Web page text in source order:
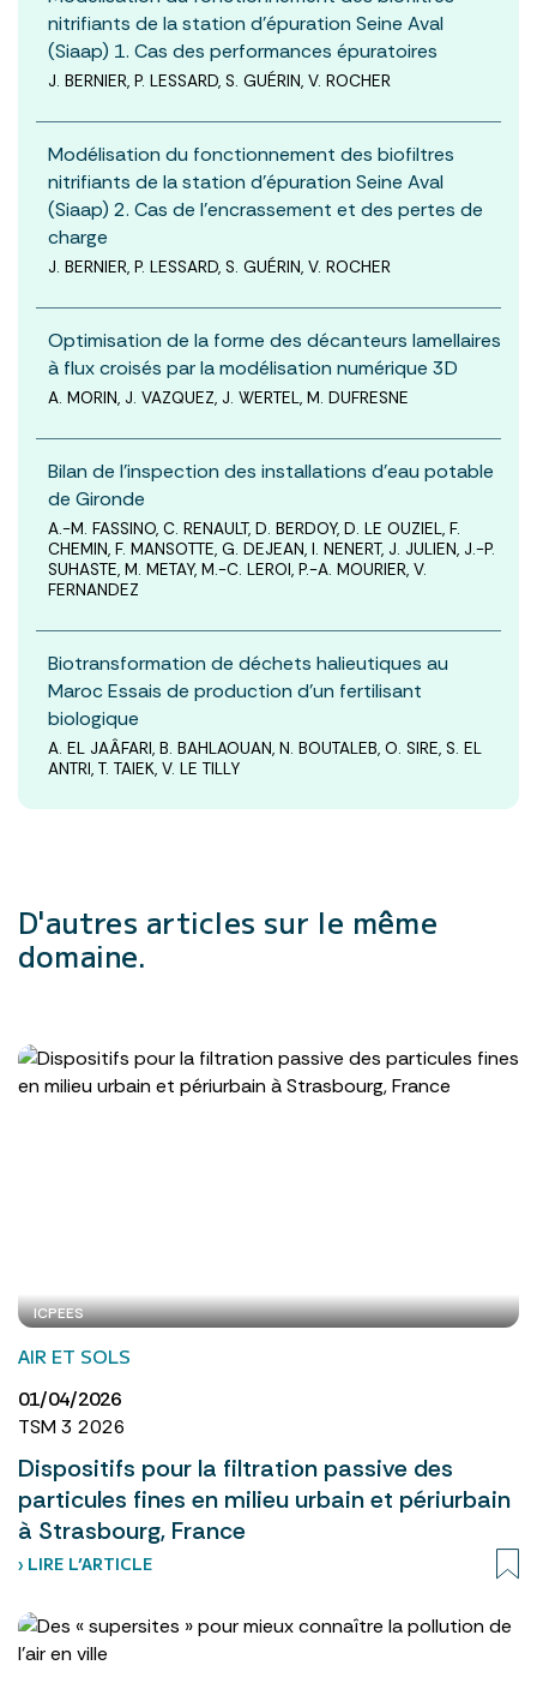
nitrifiants de la station d’épuration Seine Aval
(Siaap) 1. Cas des performances épuratoires
J. BERNIER, P. LESSARD, S. GUÉRIN, V. ROCHER
Modélisation du fonctionnement des biofiltres
nitrifiants de la station d’épuration Seine Aval
(Siaap) 2. Cas de l’encrassement et des pertes de
charge
J. BERNIER, P. LESSARD, S. GUÉRIN, V. ROCHER
Optimisation de la forme des décanteurs lamellaires
à flux croisés par la modélisation numérique 3D
A. MORIN, J. VAZQUEZ, J. WERTEL, M. DUFRESNE
Bilan de l’inspection des installations d’eau potable
de Gironde
A.-M. FASSINO, C. RENAULT, D. BERDOY, D. LE OUZIEL, F.
CHEMIN, F. MANSOTTE, G. DEJEAN, I. NENERT, J. JULIEN, J.-P.
SUHASTE, M. METAY, M.-C. LEROI, P.-A. MOURIER, V.
FERNANDEZ
Biotransformation de déchets halieutiques au
Maroc Essais de production d’un fertilisant
biologique
A. EL JAÂFARI, B. BAHLAOUAN, N. BOUTALEB, O. SIRE, S. EL
ANTRI, T. TAIEK, V. LE TILLY
D'autres articles sur le même
domaine.
ICPEES
AIR ET SOLS
01/04/2026
TSM 3 2026
Dispositifs pour la filtration passive des
particules fines en milieu urbain et périurbain
à Strasbourg, France
› LIRE L’ARTICLE